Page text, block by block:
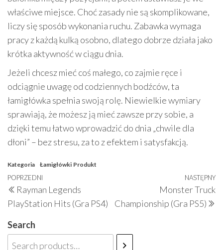
właściwe miejsce. Choć zasady nie są skomplikowane,
liczy się sposób wykonania ruchu. Zabawka wymaga
pracy z każdą kulką osobno, dlatego dobrze działa jako
krótka aktywność w ciągu dnia.
Jeżeli chcesz mieć coś małego, co zajmie ręce i
odciągnie uwagę od codziennych bodźców, ta
łamigłówka spełnia swoją rolę. Niewielkie wymiary
sprawiają, że możesz ją mieć zawsze przy sobie, a
dzięki temu łatwo wprowadzić do dnia „chwile dla
dłoni” – bez stresu, za to z efektem i satysfakcją.
Kategoria Łamigłówki Produkt
Nawigacja
wpisu
Poprzedni
wpis
POPRZEDNI
Rayman Legends
PlayStation Hits (Gra PS4)
NASTĘPNY
Monster Truck
Championship (Gra PS5)
Search